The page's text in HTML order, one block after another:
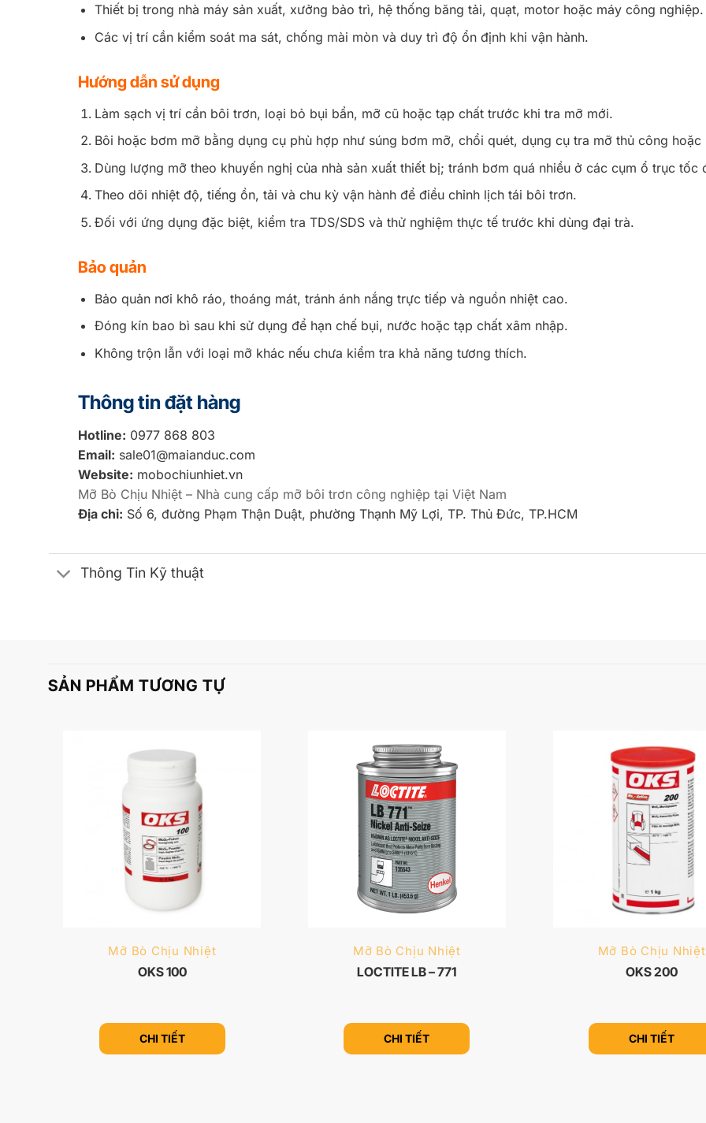
Thiết bị trong nhà máy sản xuất, xưởng bảo trì, hệ thống băng tải, quạt, motor hoặc máy công nghiệp.
Các vị trí cần kiểm soát ma sát, chống mài mòn và duy trì độ ổn định khi vận hành.
Hướng dẫn sử dụng
Làm sạch vị trí cần bôi trơn, loại bỏ bụi bẩn, mỡ cũ hoặc tạp chất trước khi tra mỡ mới.
Bôi hoặc bơm mỡ bằng dụng cụ phù hợp như súng bơm mỡ, chổi quét, dụng cụ tra mỡ thủ công
Dùng lượng mỡ theo khuyến nghị của nhà sản xuất thiết bị; tránh bơm quá nhiều ở các cụm ổ trục tốc
Theo dõi nhiệt độ, tiếng ồn, tải và chu kỳ vận hành để điều chỉnh lịch tái bôi trơn.
Đối với ứng dụng đặc biệt, kiểm tra TDS/SDS và thử nghiệm thực tế trước khi dùng đại trà.
Bảo quản
Bảo quản nơi khô ráo, thoáng mát, tránh ánh nắng trực tiếp và nguồn nhiệt cao.
Đóng kín bao bì sau khi sử dụng để hạn chế bụi, nước hoặc tạp chất xâm nhập.
Không trộn lẫn với loại mỡ khác nếu chưa kiểm tra khả năng tương thích.
Thông tin đặt hàng
Hotline: 0977 868 803
Email: sale01@maianduc.com
Website: mobochiunhiet.vn
Mỡ Bò Chịu Nhiệt – Nhà cung cấp mỡ bôi trơn công nghiệp tại Việt Nam
Địa chỉ: Số 6, đường Phạm Thận Duật, phường Thạnh Mỹ Lợi, TP. Thủ Đức, TP.HCM
Thông Tin Kỹ thuật
SẢN PHẨM TƯƠNG TỰ
Mỡ Bò Chịu Nhiệt
OKS 100
CHI TIẾT
Mỡ Bò Chịu Nhiệt
LOCTITE LB – 771
CHI TIẾT
Mỡ Bò Chịu Nhiệt
OKS 200
CHI TIẾT